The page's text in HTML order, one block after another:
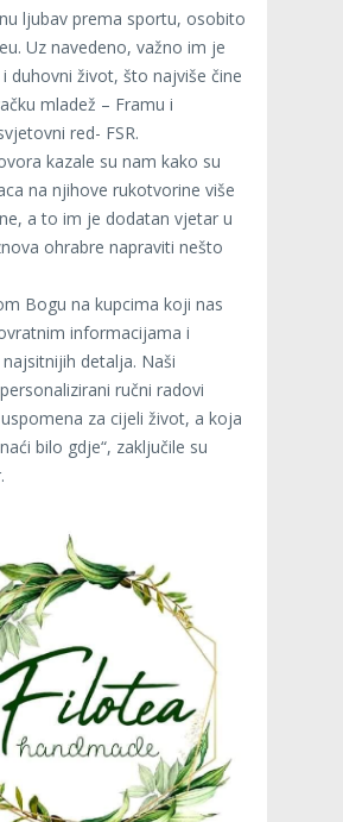
ljubav prema sportu, osobito
Uz navedeno, važno im je
duhovni život, što najviše čine
mladež – Framu i
red- FSR.
kazale su nam kako su
na njihove rukotvorine više
a to im je dodatan vjetar u
ohrabre napraviti nešto
Bogu na kupcima koji nas
informacijama i
detalja. Naši
ručni radovi
za cijeli život, a koja
bilo gdje“, zaključile su